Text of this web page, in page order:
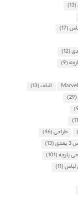
(13)
(17)
(12)
(9)
الیاف(13)
(29)
طراحی(46)
(13)
پارچه(101)
لباس(11)